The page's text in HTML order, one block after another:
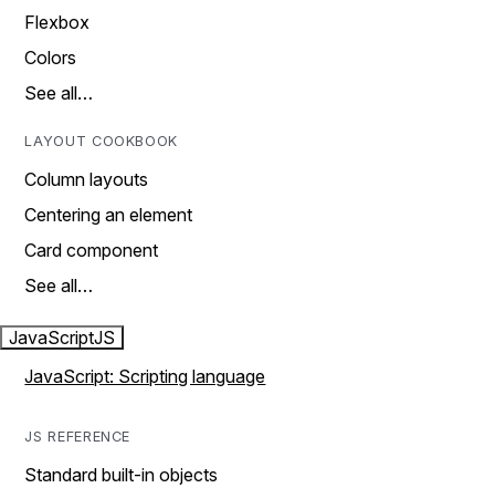
Flexbox
Colors
See all…
LAYOUT COOKBOOK
Column layouts
Centering an element
Card component
See all…
JavaScriptJS
JavaScript: Scripting language
JS REFERENCE
Standard built-in objects